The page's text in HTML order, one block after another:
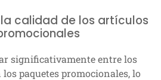
calidad de los artículos
significativamente entre los
paquetes promocionales, lo